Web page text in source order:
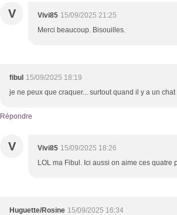
V Vivi85 15/09/2025 21:25
Merci beaucoup. Bisouilles.
fibul 15/09/2025 18:19
je ne peux que craquer... surtout quand il y a un
Répondre
V Vivi85 15/09/2025 18:26
LOL ma Fibul. Ici aussi on aime ces quatre
Huguette/Rosine 15/09/2025 16:34